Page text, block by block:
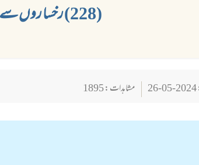
(228) رخسا روں سے با لوں کو منڈانا
مشاہدات : 1895